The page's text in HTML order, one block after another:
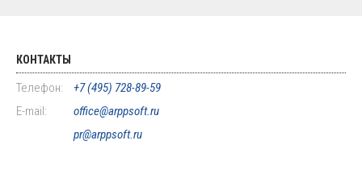
КОНТАКТЫ
Телефон:
+7 (495) 728-89-59
E-mail:
office@arppsoft.ru
pr@arppsoft.ru